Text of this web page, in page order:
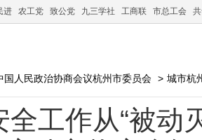
进 农工党 致公党 九三学社 工商联 市总工会
国人民政治协商会议杭州市委员会 > 城市杭
工作从“被动